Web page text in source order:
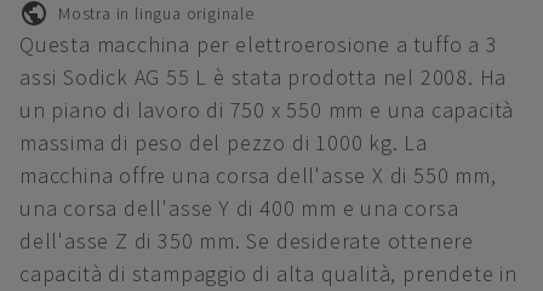
Mostra in lingua originale
Questa macchina per elettroerosione a tuffo a 3
assi Sodick AG 55 L è stata prodotta nel 2008. Ha
un piano di lavoro di 750 x 550 mm e una capacità
massima di peso del pezzo di 1000 kg. La
macchina offre una corsa dell'asse X di 550 mm,
una corsa dell'asse Y di 400 mm e una corsa
dell'asse Z di 350 mm. Se desiderate ottenere
capacità di stampaggio di alta qualità, prendete in